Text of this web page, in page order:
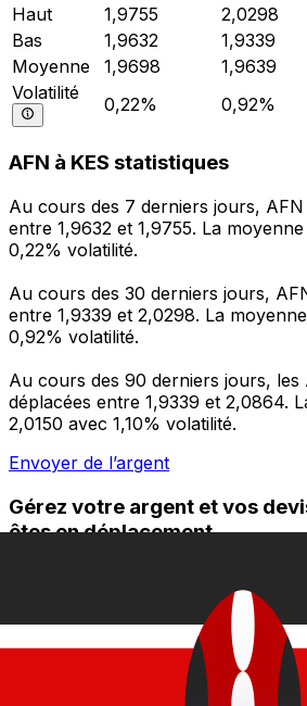
Haut
1,9755 2,0298
Bas
1,9632 1,9339
Moyenne
1,9698 1,9639
Volatilité
0,22% 0,92%
AFN à KES statistiques
Au cours des 7 derniers jours, AFN
entre 1,9632 et 1,9755. La
0,22% volatilité.
Au cours des 30 derniers jours,
entre 1,9339 et 2,0298. La
0,92% volatilité.
Au cours des 90 derniers jours, les
déplacées entre 1,9339 et 2,0864.
2,0150 avec 1,10% volatilité.
Envoyer de l’argent
Gérez votre argent et vos
êtes en déplacement
nécessaires pour vos transferts
et la gestion de vos devises.
programmez des alertes de taux et
l'argent à l'étranger sans frais
l'application dès aujourd'hui !